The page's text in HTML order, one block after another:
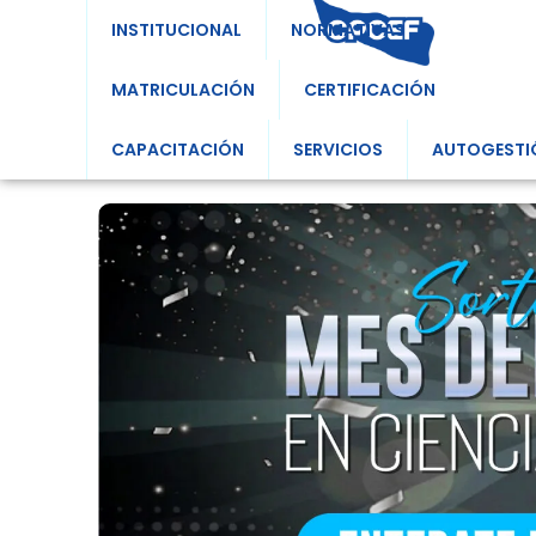
INSTITUCIONAL NORMATIVAS
MATRICULACIÓN CERTIFICACIÓN
CAPACITACIÓN SERVICIOS